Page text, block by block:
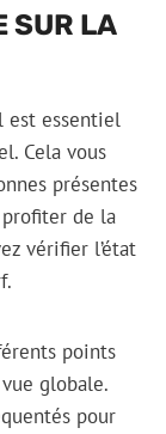
SUR LA
est essentiel
Cela vous
présentes
de la
vérifier l’état
points
globale.
pour